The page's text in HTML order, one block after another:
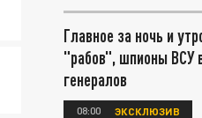
Главное за ночь и
"рабов", шпионы ВСУ
генералов
08:00 ЭКСКЛЮЗИВ